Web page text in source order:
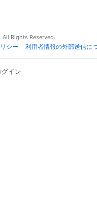
Rights Reserved.
シー 利用者情報の外部送信に
グイン